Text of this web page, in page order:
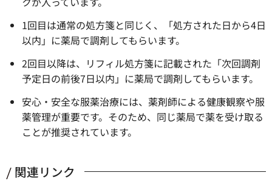
1回目は通常の処方箋と同じく、「処方された日から4日
以内」に薬局で調剤してもらいます。
2回目以降は、リフィル処方箋に記載された「次回調剤
予定日の前後7日以内」に薬局で調剤してもらいます。
安心・安全な服薬治療には、薬剤師による健康観察や服
薬管理が重要です。そのため、同じ薬局で薬を受け取る
ことが推奨されています。
関連リンク